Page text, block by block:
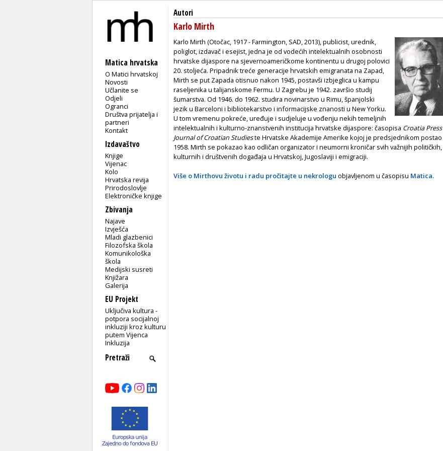
Matica hrvatska
O Matici hrvatskoj
Novosti
Učlanite se
Odjeli
Ogranci
Društva prijatelja i
partneri
Kontakt
Izdavaštvo
Knjige
Vijenac
Kolo
Hrvatska revija
Prirodoslovlje
Elektroničke knjige
Zbivanja
Najave
Izvješća
Mladi glazbenici
Filozofska škola
Komunikološka
škola
Medijski susreti
Knjižara
Galerija
EU Projekt
Uključiva kultura -
potpora socijalnoj
inkluziji kroz kulturu
putem Vijenca
Inkluzija
Autori
Karlo Mirth
Karlo Mirth (Otočac, 1917 - Farmington, SAD, 2013), publicist, urednik,
poliglot, izdavač i esejist, jedna je od vodećih intelektualnih osobnosti
hrvatske dijaspore na sjevernoameričkome kontinentu u drugoj polovici
20. stoljeća. Pripadnik treće generacije hrvatskih emigranata na Zapad,
Mirth se put Zapada otisnuo nakon 1945, postavši izbjeglica u kampu
raseljenika u talijanskome Fermu. U Zagrebu je 1942. završio studij
šumarstva. Od 1946. do 1962. studira novinarstvo u Rimu, španjolski
jezik u Barceloni i bibliotekarstvo i informacijske znanosti u New Yorku.
U tom vremenu pokreće, uređuje i sudjeluje u vođenju nekih temeljnih
intelektualnih i kulturno-znanstvenih institucija hrvatske dijaspore: časopisa Croatia Press
Journal of Croatian Studieste Hrvatske Akademije Amerike kojoj je predsjednikom postao
1958. Mirth se pokazao kao odličan organizator i neumorni kroničar svih važnijih političkih,
kulturnih i društvenih događaja u Hrvatskoj, Jugoslaviji i emigraciji.
Više o Mirthovu životu i radu pročitajte u nekrologu objavljenom u časopisu Matica.